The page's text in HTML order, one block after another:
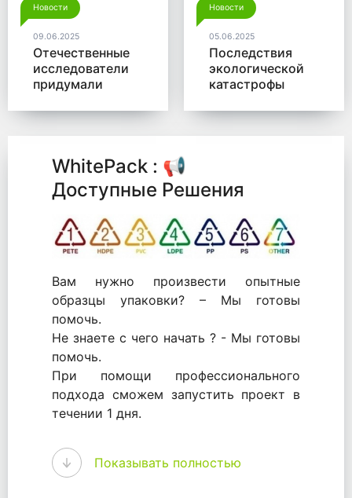
Новости
09.06.2025
Отечественные
исследователи
придумали
для утилизации
Новости
05.06.2025
Последствия
экологической
катастрофы
микробы от
WhitePack : 📢
Доступные Решения
Вам нужно произвести опытные
образцы упаковки? – Мы готовы
помочь.
Не знаете с чего начать ? - Мы готовы
помочь.
При помощи профессионального
подхода сможем запустить проект в
течении 1 дня.
WhitePack - перерабатываем пластик.
Мы принимали самое активное
участие в становлении этого рынка в
Показывать полностью